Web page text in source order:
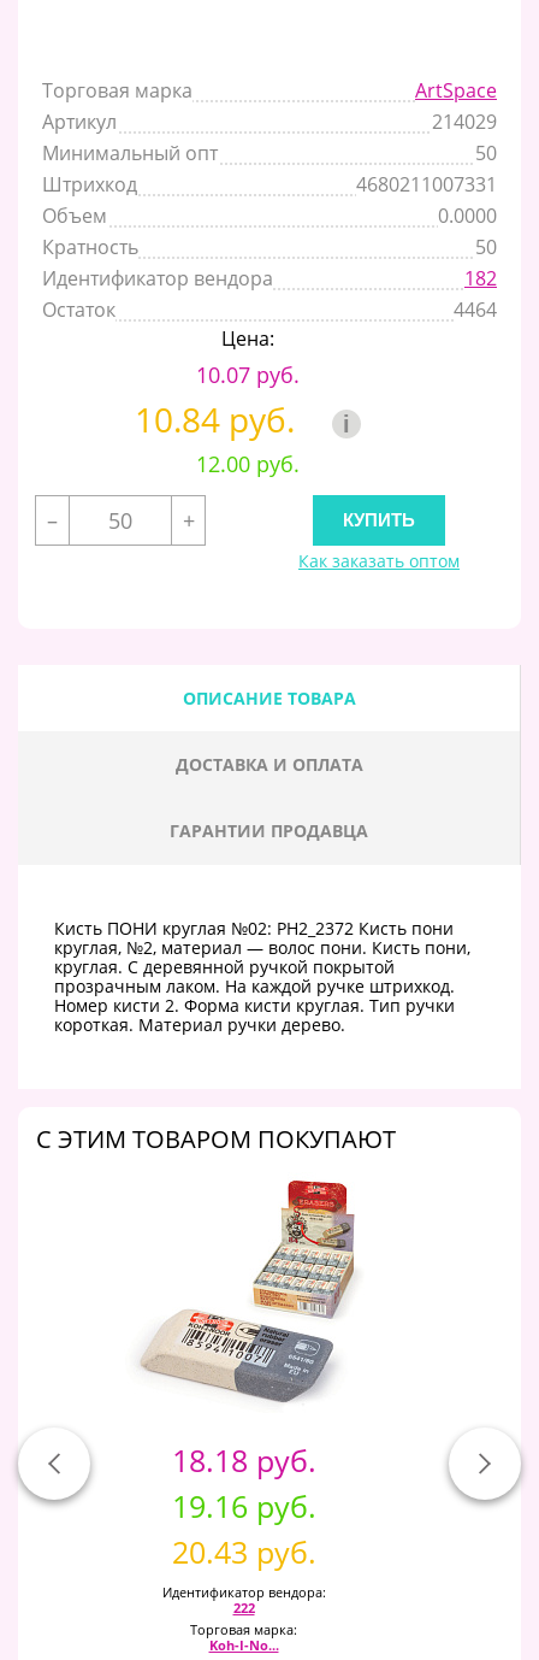
Торговая марка
ArtSpace
Артикул
214029
Минимальный опт
50
Штрихкод
4680211007331
Объем
0.0000
Кратность
50
Идентификатор вендора
182
Остаток
4464
Цена:
10.07 руб.
10.84 руб. i
12.00 руб.
–
+
Как заказать оптом
ОПИСАНИЕ ТОВАРА
ДОСТАВКА И ОПЛАТА
ГАРАНТИИ ПРОДАВЦА
Кисть ПОНИ круглая №02: PH2_2372 Кисть пони
круглая, №2, материал — волос пони. Кисть пони,
круглая. С деревянной ручкой покрытой
прозрачным лаком. На каждой ручке штрихкод.
Номер кисти 2. Форма кисти круглая. Тип ручки
короткая. Материал ручки дерево.
C ЭТИМ ТОВАРОМ ПОКУПАЮТ
18.18 руб.
19.16 руб.
20.43 руб.
Идентификатор вендора:
222
Торговая марка:
Koh-I-No...